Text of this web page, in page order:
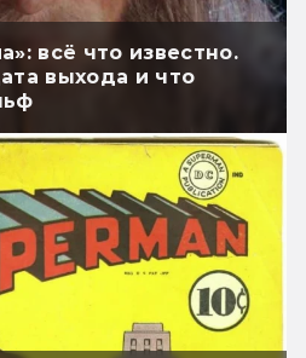
всё что известно.
выхода и что